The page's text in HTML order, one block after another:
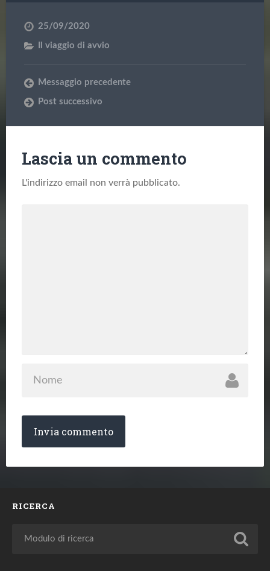
25/09/2020
Il viaggio di avvio
Messaggio precedente
Post successivo
Lascia un commento
L'indirizzo email non verrà pubblicato.
RICERCA